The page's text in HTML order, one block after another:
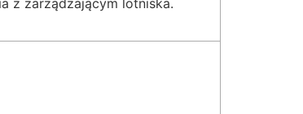
z zarządzającym lotniska.